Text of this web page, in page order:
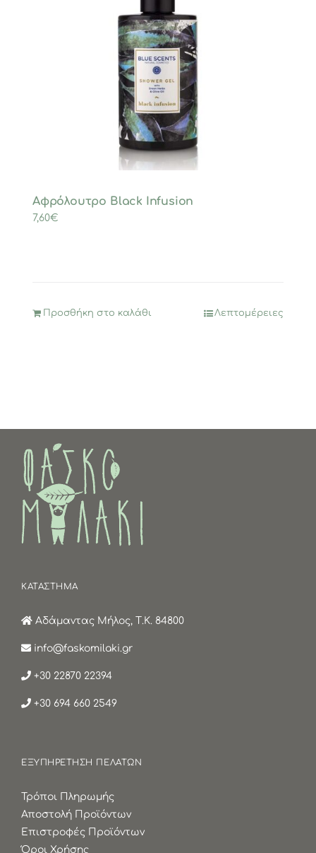
Αφρόλουτρο Black Infusion
7,60€
Προσθήκη στο καλάθι Λεπτομέρειες
ΚΑΤΑΣΤΗΜΑ
Αδάμαντας Μήλος, Τ.Κ. 84800
info@faskomilaki.gr
+30 22870 22394
+30 694 660 2549
ΕΞΥΠΗΡΕΤΗΣΗ ΠΕΛΑΤΩΝ
Τρόποι Πληρωμής
Αποστολή Προϊόντων
Επιστροφές Προϊόντων
Όροι Χρήσης